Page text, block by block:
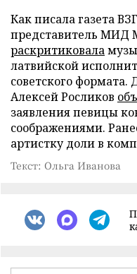
Как писала газета
представитель МИД
раскритиковала
латвийской
советского
Алексей Росликов
заявления певицы
соображениями.
артистку доли в
Текст: Ольга Иванова